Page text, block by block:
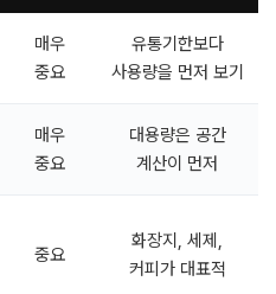
매우
중요
유통기한보다
사용량을 먼저 보기
매우
중요
대용량은 공간
계산이 먼저
중요
화장지, 세제,
커피가 대표적